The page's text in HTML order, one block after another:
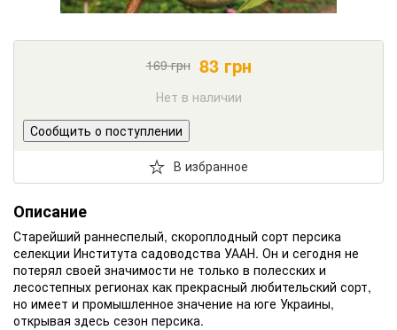
169грн 83грн
Нет в наличии
Сообщить о поступлении
В избранное
Описание
Старейший раннеспелый, скороплодный сорт персика
селекции Института садоводства УААН. Он и сегодня не
потерял своей значимости не только в полесских и
лесостепных регионах как прекрасный любительский сорт,
но имеет и промышленное значение на юге Украины,
открывая здесь сезон персика.